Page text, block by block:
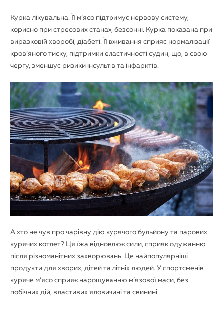
Курка лікувальна. Її м’ясо підтримує нервову систему,
корисно при стресових станах, безсонні. Курка показана при
виразковій хворобі, діабеті. Її вживання сприяє нормалізації
кров’яного тиску, підтримки еластичності судин, що, в свою
чергу, зменшує ризики інсультів та інфарктів.
А хто не чув про чарівну дію курячого бульйону та парових
курячих котлет? Ця їжа відновлює сили, сприяє одужанню
після різноманітних захворювань. Це найпопулярніші
продукти для хворих, дітей та літніх людей. У спортсменів
куряче м’ясо сприяє нарощуванню м’язової маси, без
побічних дій, властивих яловичині та свинині.